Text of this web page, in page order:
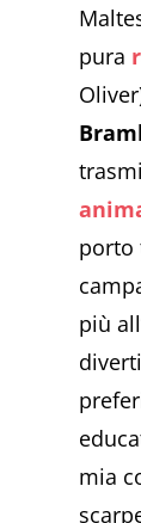
pura
porto
più
mia